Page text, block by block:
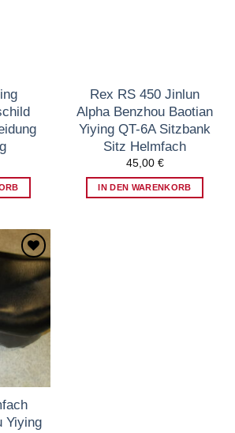
Rex RS 450 Jinlun
Alpha Benzhou Baotian
Yiying QT-6A Sitzbank
Sitz Helmfach
45,00 €
IN DEN WARENKORB
Yiying